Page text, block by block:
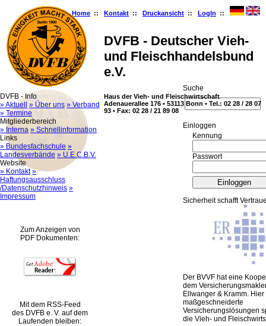
Home :: Kontakt :: Druckansicht :: LogIn ::
DVFB - Deutscher Vieh-
und Fleischhandelsbund
e.V.
Haus der Vieh- und Fleischwirtschaft
Adenauerallee 176 • 53113 Bonn • Tel.: 02 28 / 28 07
93 • Fax: 02 28 / 21 89 08
DVFB - Info
» Aktuell
» Über uns » Verband
» Termine
Mitgliederbereich
» Interna » Schnellinformation
Links
» Bundesfachschule »
Landesverbände » U.E.C.B.V.
Website
» Kontakt »
Haftungsausschluss
/Datenschutzhinweis »
Impressum
Zum Anzeigen von
PDF Dokumenten:
Mit dem RSS-Feed
des DVFB e. V. auf dem
Laufenden bleiben:
Suche
Ein­log­gen
Kennung
Passwort
Sicherheit schafft
Der BVVF hat eine
dem
Ellwanger & Kramm.
maßgeschneiderte
Versicherungslösungen
die Vieh- und